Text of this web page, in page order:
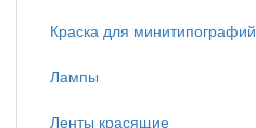
Краска для минитипографий
Лампы
Ленты красящие